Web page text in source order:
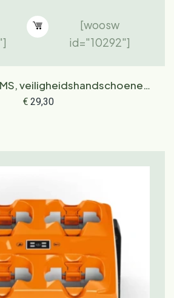
[woosw
id="10292"]
MS, veiligheidshandschoenen,
maat XXL
€29,30